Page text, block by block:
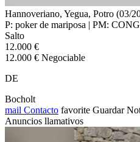
Hannoveriano, Yegua, Potro (03/
P: poker de mariposa | PM:
Salto
12.000 €
12.000 € Negociable
DE
Bocholt
mail Contacto favorite Guardar
Anuncios llamativos